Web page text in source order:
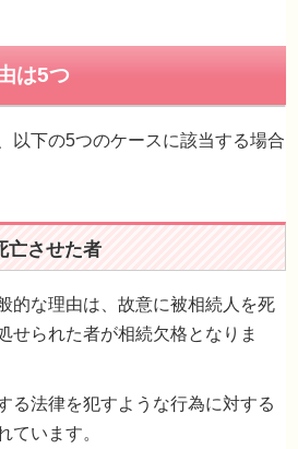
以下の5つのケースに該当する場合
死亡させた者
的な理由は、故意に被相続人を死
せられた者が相続欠格となりま
る法律を犯すような行為に対する
ています。